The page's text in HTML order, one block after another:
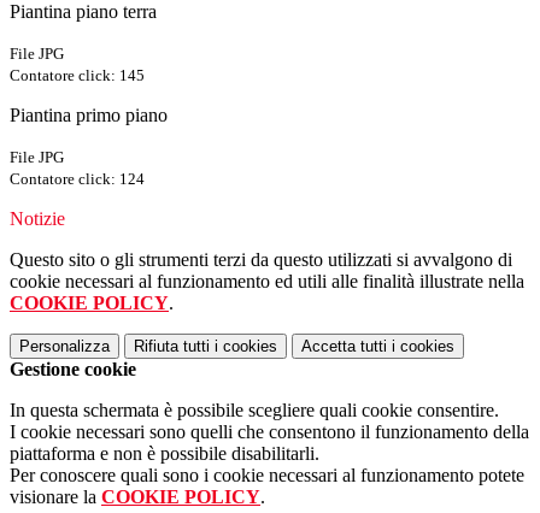
Piantina piano terra
File JPG
Contatore click: 145
Piantina primo piano
File JPG
Contatore click: 124
Notizie
Questo sito o gli strumenti terzi da questo utilizzati si avvalgono di
cookie necessari al funzionamento ed utili alle finalità illustrate nella
COOKIE POLICY.
Personalizza Rifiuta tutti i cookies Accetta tutti i cookies
Gestione cookie
In questa schermata è possibile scegliere quali cookie consentire.
I cookie necessari sono quelli che consentono il funzionamento della
piattaforma e non è possibile disabilitarli.
Per conoscere quali sono i cookie necessari al funzionamento potete
visionare la COOKIE POLICY.